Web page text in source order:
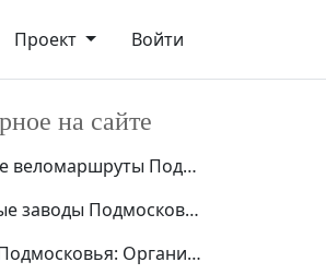
Проект Войти
на сайте
Лучшие веломаршруты Подмосковья
Военные заводы Подмосковья
РЦОИ Подмосковья: Организация экзаменов